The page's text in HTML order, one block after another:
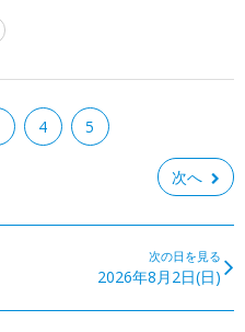
4 5
次へ
次の日を見る
2026年8月2日(日)